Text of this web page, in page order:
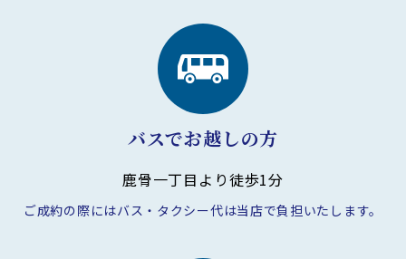
バスでお越しの方
鹿骨一丁目より徒歩1分
ご成約の際にはバス・タクシー代は当店で負担いたします。